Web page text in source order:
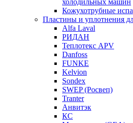
холодильных машин
Кожухотрубные
Пластины и уплотнения
Alfa Laval
РИДАН
Теплотекс APV
Danfoss
FUNKE
Kelvion
Sondex
SWEP (Росвеп)
Tranter
Анвитэк
КС